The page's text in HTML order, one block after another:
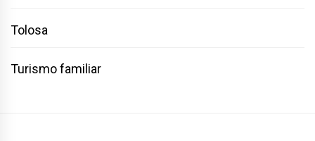
Tolosa
Turismo familiar